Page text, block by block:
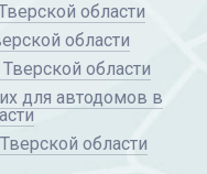
области
области
области
для автодомов в
области